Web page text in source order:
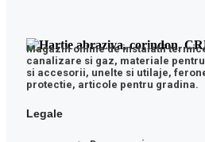
Magazin online de instalatii
canalizare si gaz, materiale
si accesorii, unelte si utilaje,
protectie, articole pentru gradina.
Legale